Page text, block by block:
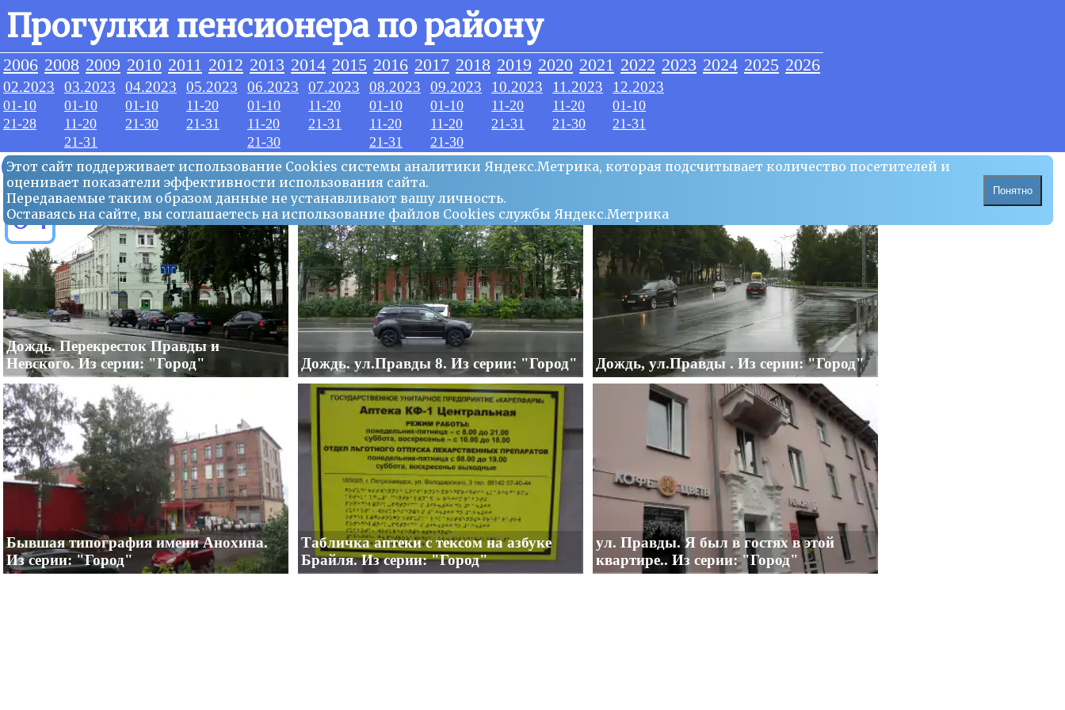
Прогулки пенсионера по району
2006 2008 2009 2010 2011 2012 2013 2014 2015 2016 2017 2018 2019 2020 2021 2022 2023 2024 2025 2026
02.2023
01-10
21-28
03.2023
01-10
11-20
21-31
04.2023
01-10
21-30
05.2023
11-20
21-31
06.2023
01-10
11-20
21-30
07.2023
11-20
21-31
08.2023
01-10
11-20
21-31
09.2023
01-10
11-20
21-30
10.2023
11-20
21-31
11.2023
11-20
21-30
12.2023
01-10
21-31
Этот сайт поддерживает использование Сookies системы аналитики Яндекс.Метрика, которая подсчитывает количество посетителей и
оценивает показатели эффективности использования сайта.
Передаваемые таким образом данные не устанавливают вашу личность.
Оставаясь на сайте, вы соглашаетесь на использование файлов Сookies службы Яндекс.Метрика
Понятно
08.2023
04
Дождь. Перекресток Правды и
Невского. Из серии: "Город"
Дождь. ул.Правды 8. Из серии: "Город" Дождь, ул.Правды . Из серии: "Город"
Бывшая типография имени Анохина.
Из серии: "Город"
Табличка аптеки с тексом на азбуке
Брайля. Из серии: "Город"
ул. Правды. Я был в гостях в этой
квартире.. Из серии: "Город"